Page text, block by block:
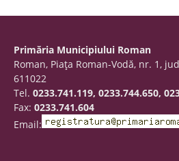
Primăria Municipiului Roman
Roman, Piaţa Roman-Vodă, nr. 1,
611022
Tel. 0233.741.119, 0233.744.650,
Fax: 0233.741.604
Email: